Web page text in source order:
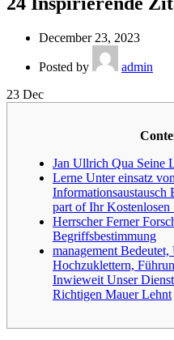
December 23, 2023
Posted by
admin
23 Dec
Jan Ullrich Qua Seine
Lerne Unter einsatz
Informationsaustausch
part of Ihr Kostenlosen
Herrscher Ferner
Begriffsbestimmung
management
Hochzuklettern,
Inwieweit Unser
Richtigen Mauer Lehnt